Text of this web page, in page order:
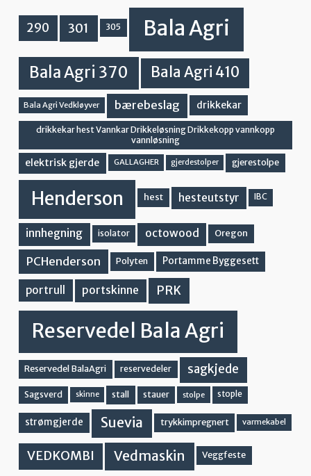
290 301 305 Bala Agri
Bala Agri 370 Bala Agri 410
Bala Agri Vedkløyver bærebeslag drikkekar
drikkekar hest Vannkar Drikkeløsning Drikkekopp vannkopp
vannløsning
elektrisk gjerde GALLAGHER gjerdestolper gjerestolpe
Henderson hest hesteutstyr IBC
innhegning isolator octowood Oregon
PCHenderson Polyten Portamme Byggesett
portrull portskinne PRK
Reservedel Bala Agri
Reservedel BalaAgri reservedeler sagkjede
Sagsverd skinne stall stauer stolpe stople
strømgjerde Suevia trykkimpregnert varmekabel
VEDKOMBI Vedmaskin Veggfeste